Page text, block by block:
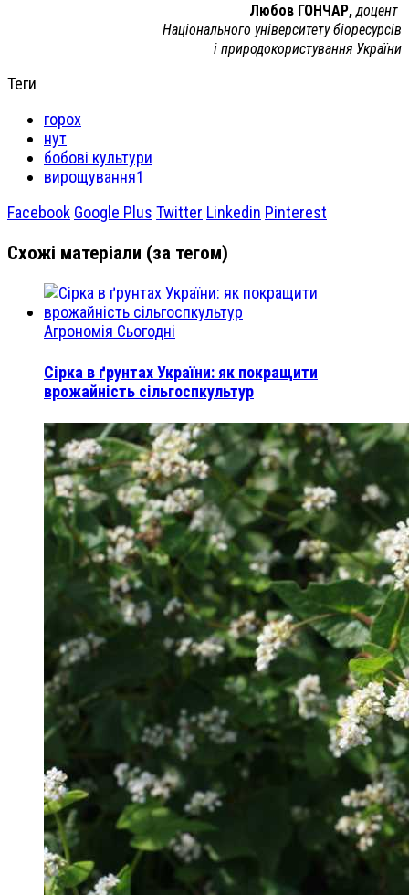
Любов ГОНЧАР, доцент
Національного університету біоресурсів
і природокористування України
Теги
горох
нут
бобові культури
вирощування1
Facebook Google Plus Twitter Linkedin Pinterest
Схожі матеріали (за тегом)
Агрономія Сьогодні
Сірка в ґрунтах України: як покращити
врожайність сільгоспкультур